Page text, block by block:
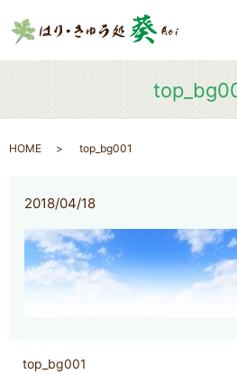
HOME top_bg001
2018/04/18
top_bg001